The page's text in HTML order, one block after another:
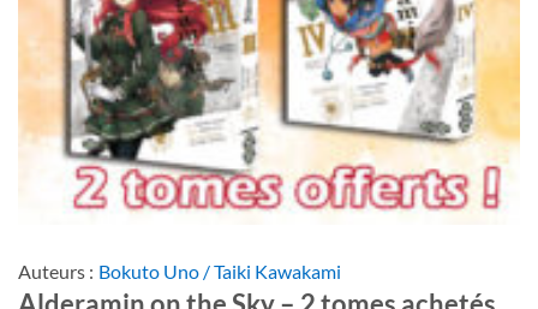
Auteurs : Bokuto Uno / Taiki Kawakami